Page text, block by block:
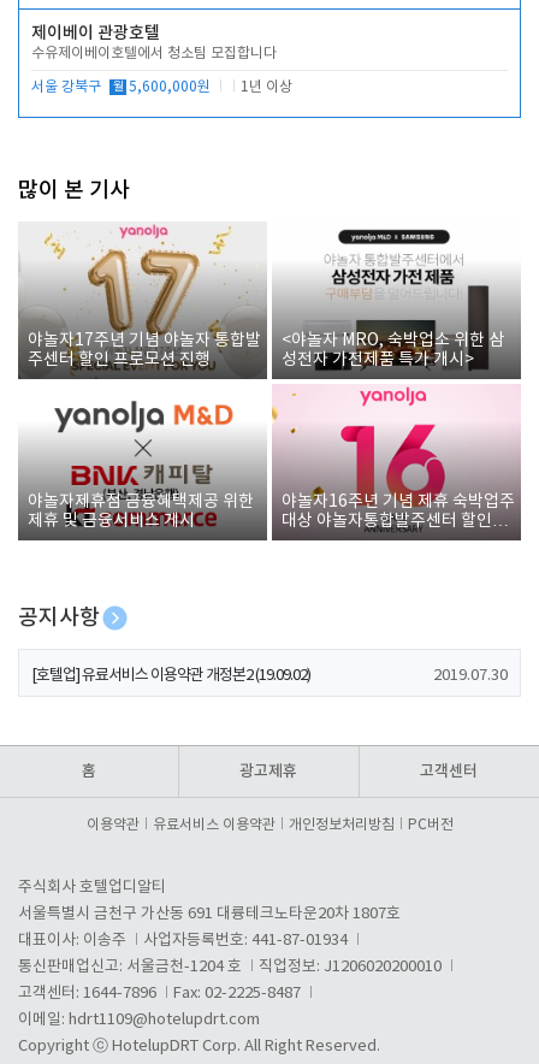
제이베이 관광호텔
수유제이베이호텔에서 청소팀 모집합니다
서울 강북구 월 5,600,000원 1년 이상
많이 본 기사
야놀자17주년 기념 야놀자 통합발
주센터 할인 프로모션 진행
<야놀자 MRO, 숙박업소 위한 삼
성전자 가전제품 특가 개시>
야놀자제휴점 금융혜택제공 위한
제휴 및 금융서비스 게시
야놀자16주년 기념 제휴 숙박업주
대상 야놀자통합발주센터 할인쿠
폰 증정
공지사항
[호텔업] 개인정보 처리방침 개정본1 (19.09.02)
[호텔업] 유료서비스 이용약관 개정본2 (19.09.02) 2019.07.30
홈 광고제휴 고객센터
이용약관 유료서비스 이용약관 개인정보처리방침 PC버전
주식회사 호텔업디알티
서울특별시 금천구 가산동 691 대륭테크노타운20차 1807호
대표이사: 이송주
사업자등록번호: 441-87-01934
통신판매업신고: 서울금천-1204 호
직업정보: J1206020200010
고객센터: 1644-7896
Fax: 02-2225-8487
이메일: hdrt1109@hotelupdrt.com
Copyright ⓒ HotelupDRT Corp. All Right Reserved.